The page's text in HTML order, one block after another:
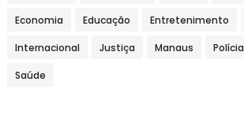
Economia Educação Entretenimento
Internacional Justiça Manaus Polícia
Saúde